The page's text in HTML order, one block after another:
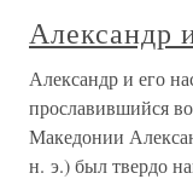
Александр
Александр и его
прославившийся
Македонии
н. э.) был твердо